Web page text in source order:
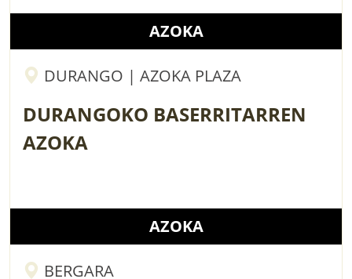
AZOKA
DURANGO | AZOKA PLAZA
DURANGOKO BASERRITARREN
AZOKA
AZOKA
BERGARA